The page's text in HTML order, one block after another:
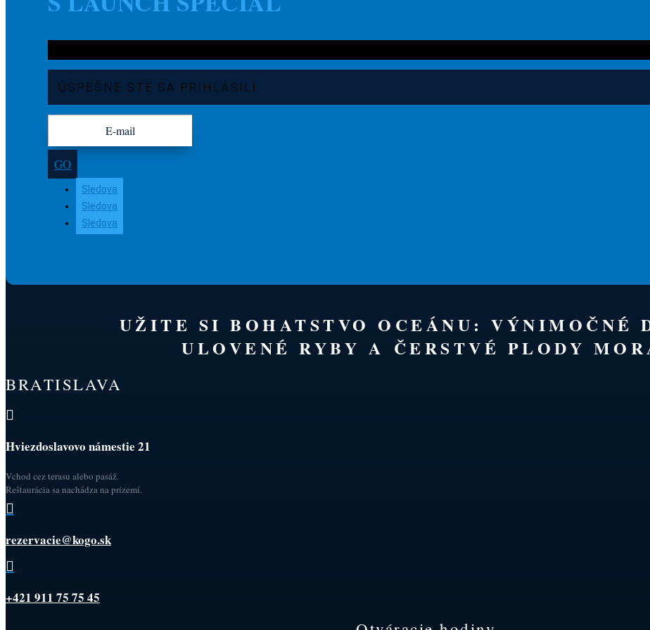
ÚSPEŠNE STE SA PRIHLÁSILI
GO
Sledova
Sledova
Sledova
UŽITE SI BOHATSTVO OCEÁNU: VÝNIMOČNÉ
ULOVENÉ RYBY A ČERSTVÉ PLODY
BRATISLAVA

Hviezdoslavovo námestie 21
Vchod cez terasu alebo pasáž.
Reštaurácia sa nachádza na prízemí.

rezervacie@kogo.sk

+421 911 75 75 45